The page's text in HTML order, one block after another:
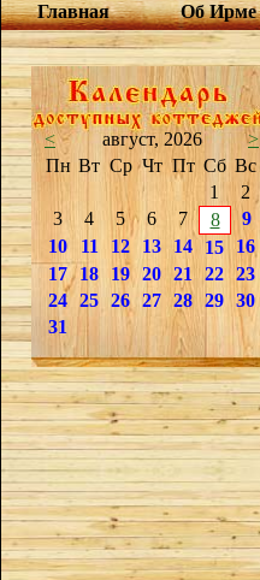
Главная Об Ирме
< август, 2026
>
Пн Вт Ср Чт Пт Сб Вс
1
2
3
4 5 6 7 8
9
10
11 12 13 14 15
16
17
18 19 20 21 22 23
24 25 26 27 28 29 30
31